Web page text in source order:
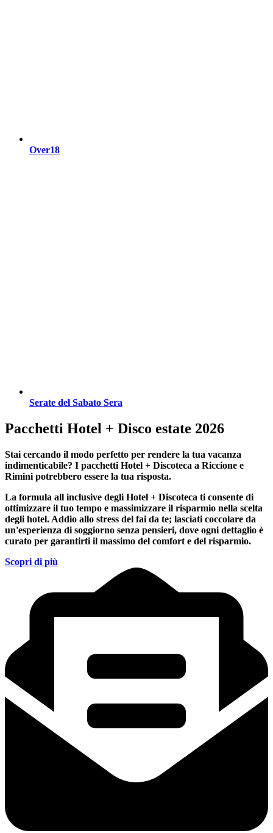
Over18
Serate del Sabato Sera
Pacchetti Hotel + Disco estate 2026
Stai cercando il modo perfetto per rendere la tua vacanza
indimenticabile? I pacchetti Hotel + Discoteca a Riccione e
Rimini potrebbero essere la tua risposta.
La formula all inclusive degli Hotel + Discoteca ti consente di
ottimizzare il tuo tempo e massimizzare il risparmio nella scelta
degli hotel. Addio allo stress del fai da te; lasciati coccolare da
un'esperienza di soggiorno senza pensieri, dove ogni dettaglio è
curato per garantirti il massimo del comfort e del risparmio.
Scopri di più